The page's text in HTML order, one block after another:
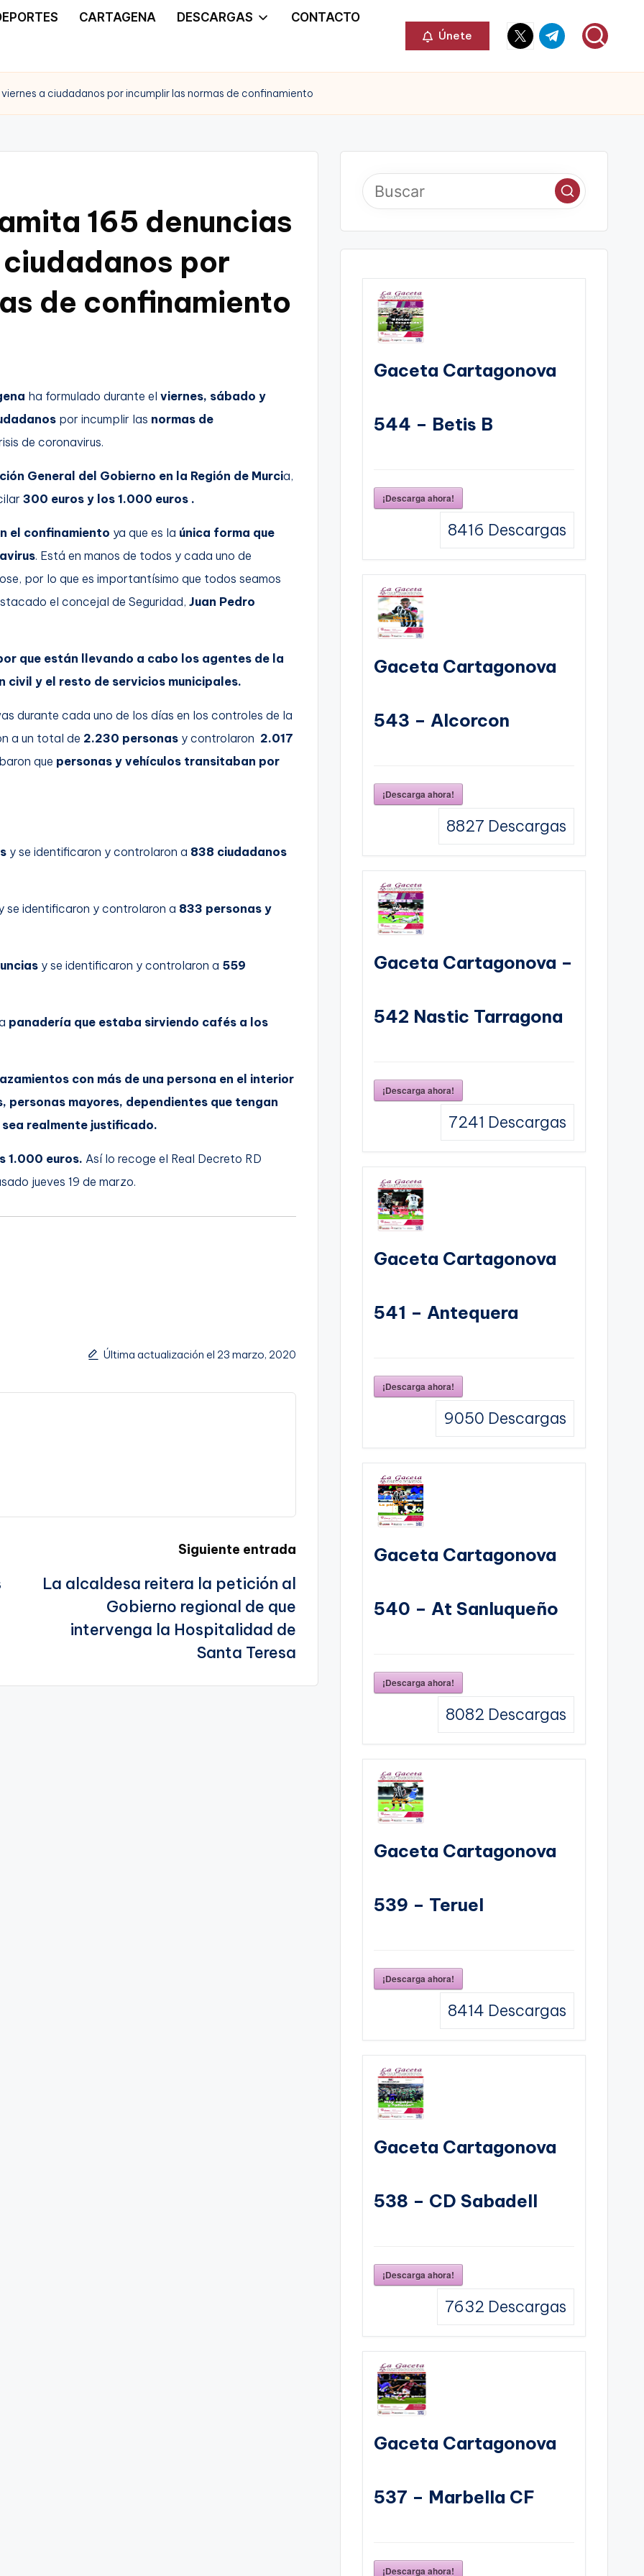
CARTAGENA DESCARGAS CONTACTO
Únete
Elemento
del
Elemento
del
a ciudadanos por incumplir las normas de confinamiento
165 denuncias
por
de confinamiento
ha formulado durante el viernes, sábado y
por incumplir las normas de
de coronavirus.
General del Gobierno en la Región de Murcia,
300 euros y los 1.000 euros .
el confinamiento ya que es la única forma que
. Está en manos de todos y cada uno de
por lo que es importantísimo que todos seamos
el concejal de Seguridad, Juan Pedro
que están llevando a cabo los agentes de la
civil y el resto de servicios municipales.
durante cada uno de los días en los controles de la
a un total de 2.230 personas y controlaron 2.017
que personas y vehículos transitaban por
y se identificaron y controlaron a 838 ciudadanos
se identificaron y controlaron a 833 personas y
y se identificaron y controlaron a 559
panadería que estaba sirviendo cafés a los
con más de una persona en el interior
personas mayores, dependientes que tengan
realmente justificado.
1.000 euros. Así lo recoge el Real Decreto RD
jueves 19 de marzo.
Última actualización el 23 marzo, 2020
Siguiente entrada
La alcaldesa reitera la petición al
Gobierno regional de que
intervenga la Hospitalidad de
Santa Teresa
Gaceta Cartagonova
544 – Betis B
¡Descarga ahora!
8416 Descargas
Gaceta Cartagonova
543 – Alcorcon
¡Descarga ahora!
8827 Descargas
Gaceta Cartagonova –
542 Nastic Tarragona
¡Descarga ahora!
7241 Descargas
Gaceta Cartagonova
541 – Antequera
¡Descarga ahora!
9050 Descargas
Gaceta Cartagonova
540 – At Sanluqueño
¡Descarga ahora!
8082 Descargas
Gaceta Cartagonova
539 – Teruel
¡Descarga ahora!
8414 Descargas
Gaceta Cartagonova
538 – CD Sabadell
¡Descarga ahora!
7632 Descargas
Gaceta Cartagonova
537 – Marbella CF
¡Descarga ahora!